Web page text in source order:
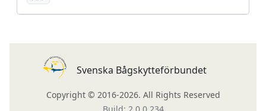
Svenska Bågskytteförbundet
Copyright © 2016-2026. All Rights Reserved